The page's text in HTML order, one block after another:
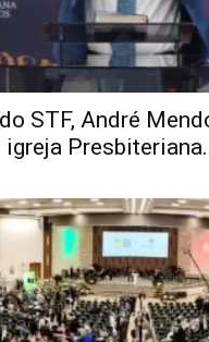
STF, André
igreja